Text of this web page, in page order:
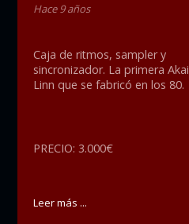
Hace 9 años
Caja de ritmos, sampler y
sincronizador. La primera Akai
Linn que se fabricó en los 80.
PRECIO: 3.000€
Leer más ...